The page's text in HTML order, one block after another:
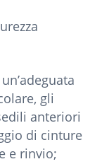
gli
anteriori
di cinture
e rinvio;